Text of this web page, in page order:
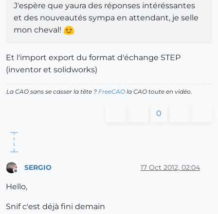
J'espère que yaura des réponses intéréssantes
et des nouveautés sympa en attendant, je selle
mon cheval!
Et l'import export du format d'échange STEP
(inventor et solidworks)
La CAO sans se casser la tête ? FreeCAO la CAO toute en vidéo.
0
SERGIO 17 Oct 2012, 02:04
Hello,
Snif c'est déjà fini demain